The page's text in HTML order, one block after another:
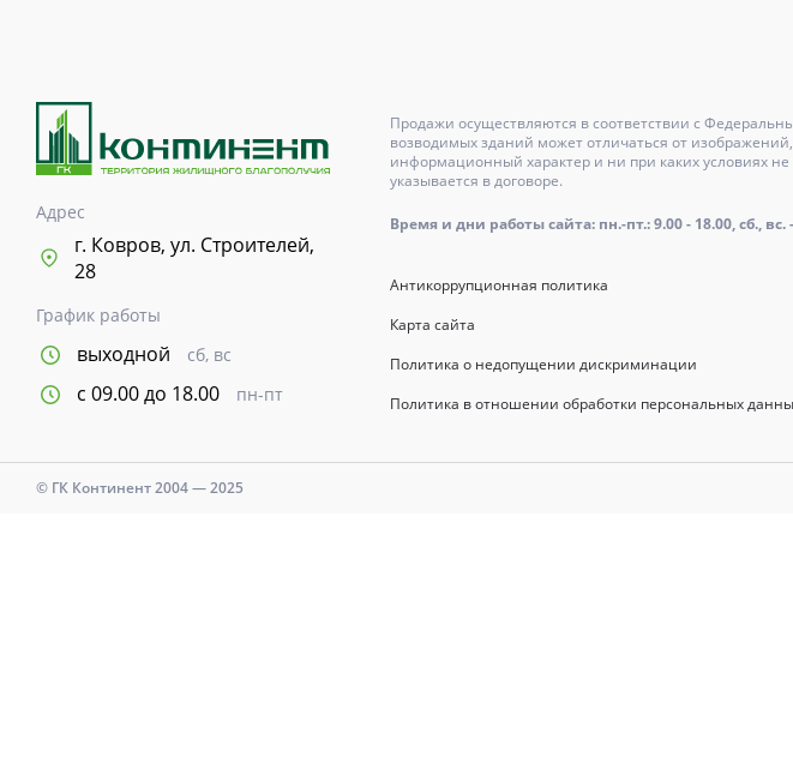
Адрес
г. Ковров, ул. Строителей,
28
График работы
выходной сб, вс
с 09.00 до 18.00 пн-пт
Продажи осуществляются в соответствии с
возводимых зданий может отличаться от
информационный характер и ни при каких условиях
указывается в договоре.
Время и дни работы сайта: пн.-пт.: 9.00 - 18.00, сб.,
Антикоррупционная политика
Карта сайта
Политика о недопущении дискриминации
Политика в отношении обработки персональных
© ГК Континент 2004 — 2025